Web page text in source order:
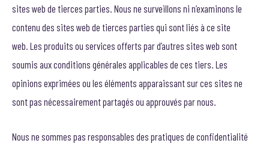
sites web de tierces parties. Nous ne surveillons ni n’examinons le
contenu des sites web de tierces parties qui sont liés à ce site
web. Les produits ou services offerts par d’autres sites web sont
soumis aux conditions générales applicables de ces tiers. Les
opinions exprimées ou les éléments apparaissant sur ces sites ne
sont pas nécessairement partagés ou approuvés par nous.
Nous ne sommes pas responsables des pratiques de confidentialité